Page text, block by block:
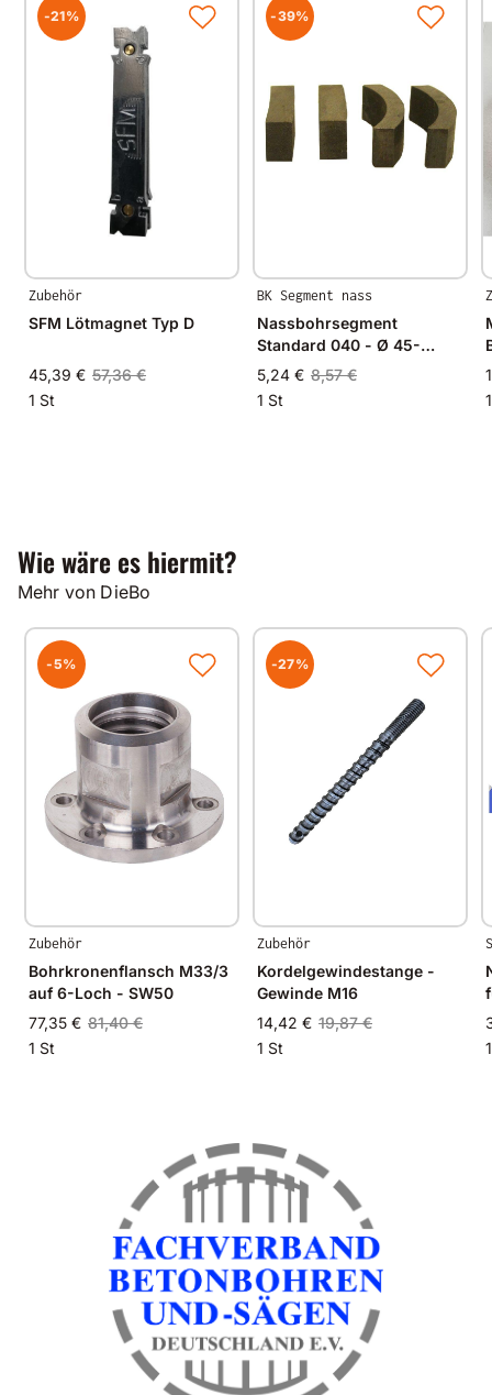
Durch Verwendung hochwertiger Diamanten und
Bindungsmaterialien garantieren wir immer
gleichbleibende Spitzenqualität.
-21%
Zubehör
SFM Lötmagnet Typ D
45,39 € 57,36 €
1 St
-39%
BK Segment nass
Nassbohrsegment
Standard 040 - Ø 45-
52mm - 24x3,5x8,0mm
5,24 € 8,57 €
1 St
Wie wäre es hiermit?
Mehr von DieBo
-5%
Zubehör
Bohrkronenflansch M33/3
auf 6-Loch - SW50
77,35 € 81,40 €
1 St
-27%
Zubehör
Kordelgewindestange -
Gewinde M16
14,42 € 19,87 €
1 St